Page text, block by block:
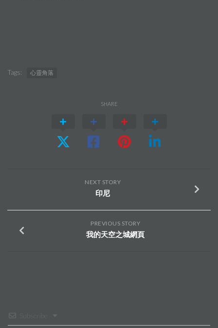
Tags: 心靈角落
SHARE
NEXT STORY
印尼
PREVIOUS STORY
我的天空之城網頁